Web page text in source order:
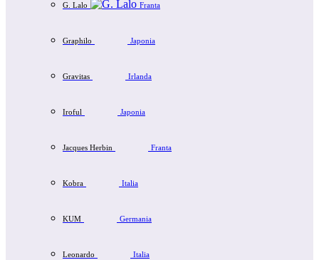
G. Lalo
Franta
Graphilo Japonia
Gravitas Irlanda
Iroful Japonia
Jacques Herbin Franta
Kobra Italia
KUM Germania
Leonardo
Italia